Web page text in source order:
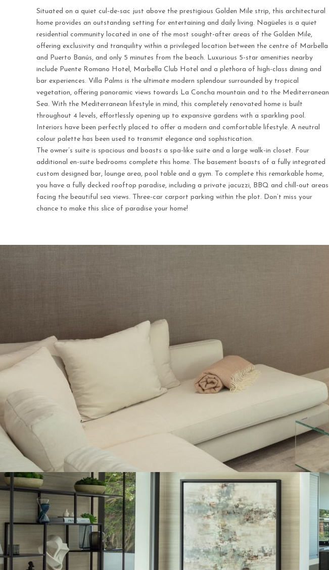
Situated on a quiet cul-de-sac just above the prestigious Golden Mile strip, this architectural
home provides an outstanding setting for entertaining and daily living. Nagüeles is a quiet
residential community located in one of the most sought-after areas of the Golden Mile,
offering exclusivity and tranquility within a privileged location between the centre of Marbella
and Puerto Banús, and only 5 minutes from the beach. Luxurious 5-star amenities nearby
include Puente Romano Hotel, Marbella Club Hotel and a plethora of high-class dining and
bar experiences. Villa Palms is the ultimate modern splendour surrounded by tropical
vegetation, offering panoramic views towards La Concha mountain and to the Mediterranean
Sea. With the Mediterranean lifestyle in mind, this completely renovated home is built
throughout 4 levels, effortlessly opening up to expansive gardens with a sparkling pool.
Interiors have been perfectly placed to offer a modern and comfortable lifestyle. A neutral
colour palette has been used to transmit elegance and sophistication.
The owner’s suite is spacious and boasts a spa-like suite and a large walk-in closet. Four
additional en-suite bedrooms complete this home. The basement boasts of a fully integrated
custom designed bar, lounge area, pool table and a gym. To complete this remarkable home,
you have a fully decked rooftop paradise, including a private jacuzzi, BBQ and chill-out areas
facing the beautiful sea views. Three-car carport parking within the plot. Don’t miss your
chance to make this slice of paradise your home!